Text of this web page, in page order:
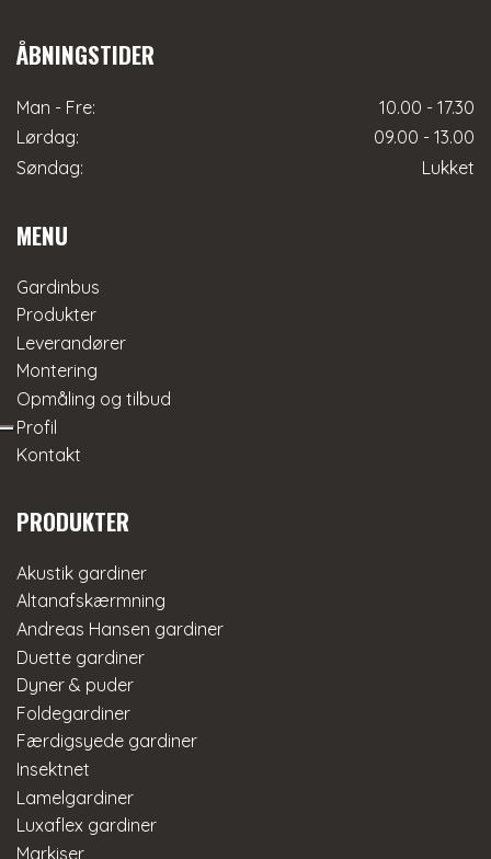
ÅBNINGSTIDER
Man - Fre:
10.00 - 17.30
Lørdag:
09.00 - 13.00
Søndag:
Lukket
MENU
Gardinbus
Produkter
Leverandører
Montering
Opmåling og tilbud
Profil
Kontakt
PRODUKTER
Akustik gardiner
Altanafskærmning
Andreas Hansen gardiner
Duette gardiner
Dyner & puder
Foldegardiner
Færdigsyede gardiner
Insektnet
Lamelgardiner
Luxaflex gardiner
Markiser